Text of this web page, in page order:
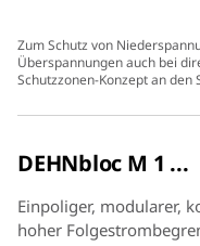
Zum Schutz von
Überspannungen auch bei
Schutzzonen-Konzept an den
DEHNbloc M 1 ...
Einpoliger, modularer,
hoher